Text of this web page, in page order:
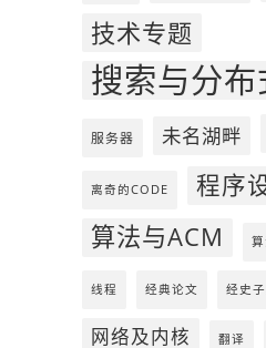
技术专题
搜索与分布
服务器 未名湖畔
离奇的CODE 程序
算法与ACM
线程 经典论文 经史
网络及内核 翻译